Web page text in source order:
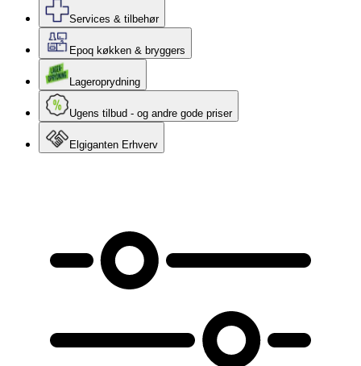
Services & tilbehør
Epoq køkken & bryggers
Lageroprydning
Ugens tilbud - og andre gode priser
Elgiganten Erhverv